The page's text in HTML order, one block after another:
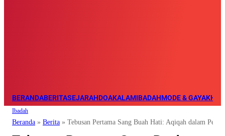
BERANDABERITASEJARAHDOAKALAMIBADAHMODE & GAYA
Ibadah
Beranda » Berita » Tebusan Pertama Sang Buah Hati: Aqiqah dalam